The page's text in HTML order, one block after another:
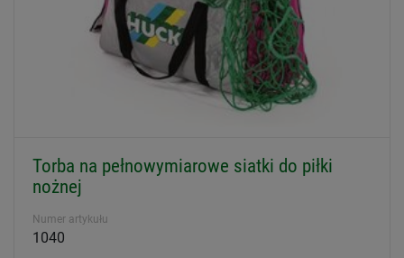
Torba na pełnowymiarowe siatki do piłki
nożnej
Numer artykułu
1040